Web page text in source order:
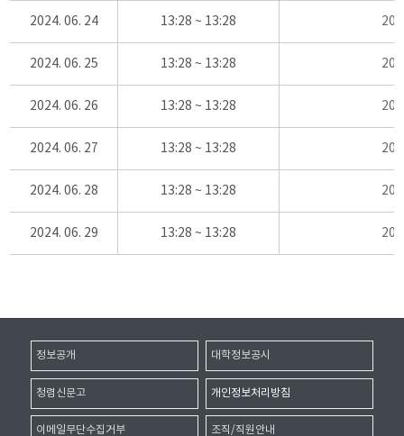
2024. 06. 24 13:28 ~ 13:28
2024. 06. 25 13:28 ~ 13:28
2024. 06. 26 13:28 ~ 13:28
2024. 06. 27 13:28 ~ 13:28
2024. 06. 28 13:28 ~ 13:28
2024. 06. 29 13:28 ~ 13:28
정보공개 대학정보공시
청렴신문고 개인정보처리방침
이메일무단수집거부 조직/직원안내